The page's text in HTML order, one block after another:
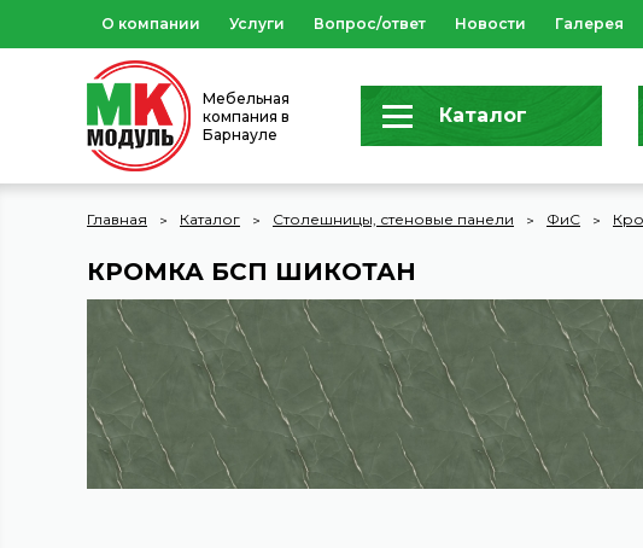
О компании Услуги Вопрос/ответ Новости Галерея
Мебельная
компания в
Барнауле
Каталог
Главная Каталог Столешницы, стеновые панели ФиС
КРОМКА БСП ШИКОТАН